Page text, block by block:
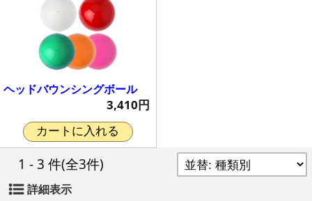
ヘッドバウンシングボール
3,410円
カートに入れる
1 - 3 件(全3件)
詳細表示